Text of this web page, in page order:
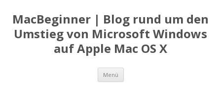
MacBeginner | Blog rund um den
Umstieg von Microsoft Windows
auf Apple Mac OS X
Menü Zum
springen